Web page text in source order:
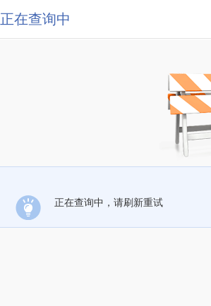
正在查询中
正在查询中，请刷新重试